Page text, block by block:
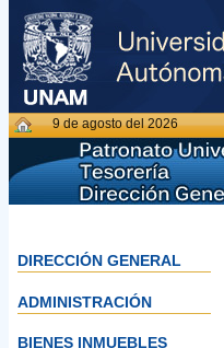
9 de agosto del 2026
DIRECCIÓN GENERAL
ADMINISTRACIÓN
BIENES INMUEBLES